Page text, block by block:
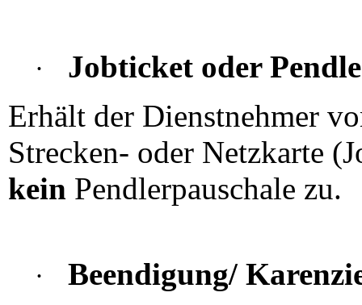
·
Jobticket oder
Erhält der Dienstnehmer
Strecken- oder Netzkarte
kein Pendlerpauschale zu.
·
Beendigung/